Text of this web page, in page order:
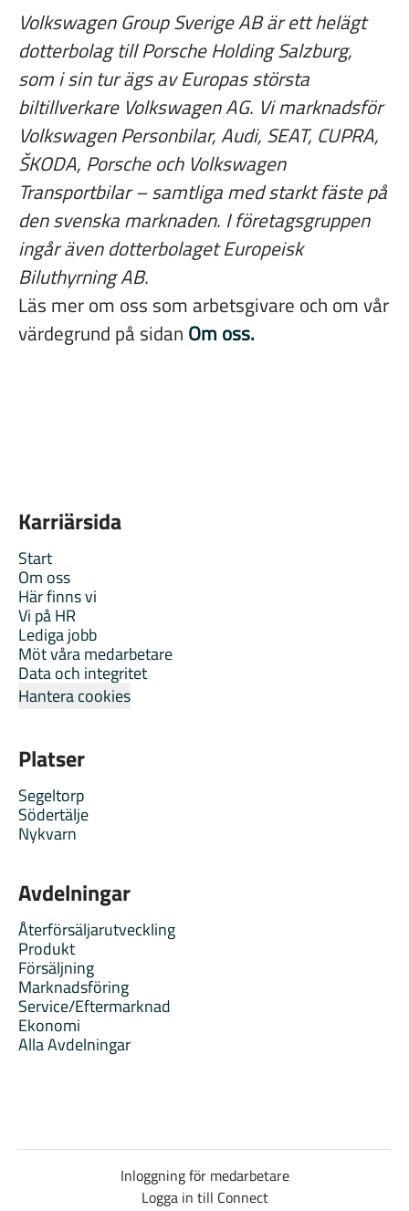
Volkswagen Group Sverige AB är ett helägt
dotterbolag till Porsche Holding Salzburg,
som i sin tur ägs av Europas största
biltillverkare Volkswagen AG. Vi marknadsför
Volkswagen Personbilar, Audi, SEAT, CUPRA,
ŠKODA, Porsche och Volkswagen
Transportbilar – samtliga med starkt fäste på
den svenska marknaden. I företagsgruppen
ingår även dotterbolaget Europeisk
Biluthyrning AB.
Läs mer om oss som arbetsgivare och om vår
värdegrund på sidan Om oss.
Karriärsida
Start
Om oss
Här finns vi
Vi på HR
Lediga jobb
Möt våra medarbetare
Data och integritet
Hantera cookies
Platser
Segeltorp
Södertälje
Nykvarn
Avdelningar
Återförsäljarutveckling
Produkt
Försäljning
Marknadsföring
Service/Eftermarknad
Ekonomi
Alla Avdelningar
Inloggning för medarbetare
Logga in till Connect